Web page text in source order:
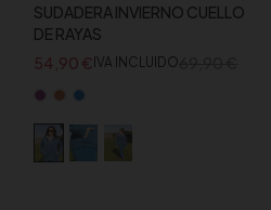
SUDADERA INVIERNO CUELLO
DE RAYAS
54,90 € IVA INCLUIDO